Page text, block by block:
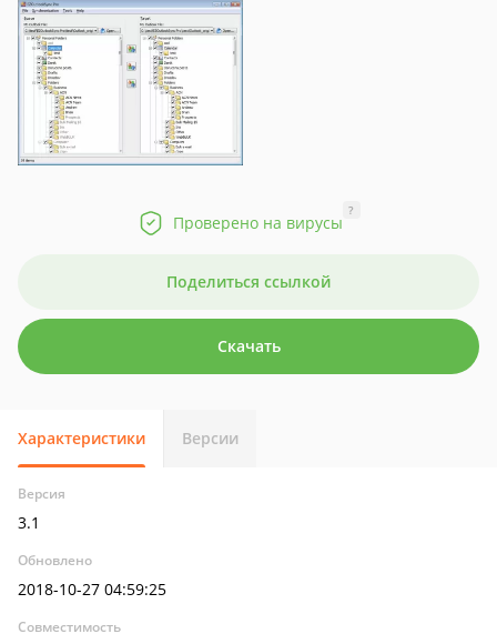
Проверено на вирусы
?
Поделиться ссылкой
Скачать
Характеристики Версии
Версия
3.1
Обновлено
2018-10-27 04:59:25
Совместимость